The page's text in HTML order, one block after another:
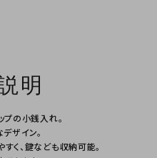
明
プの小銭入れ。
ザイン。
く、鍵なども収納可能。